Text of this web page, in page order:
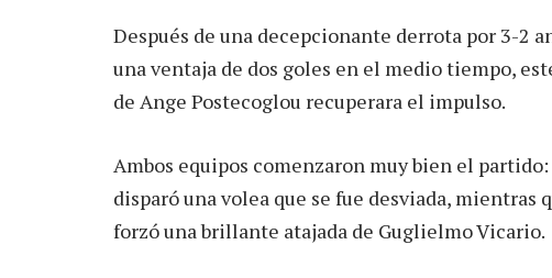
Después de una decepcionante derrota por 3-2
una ventaja de dos goles en el medio tiempo,
de Ange Postecoglou recuperara el impulso.
Ambos equipos comenzaron muy bien el
disparó una volea que se fue desviada, mientras
forzó una brillante atajada de Guglielmo Vicario.